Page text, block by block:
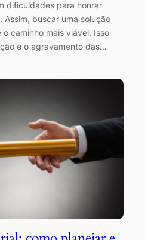
dificuldades para honrar
Assim, buscar uma solução
caminho mais viável. Isso
e o agravamento das…